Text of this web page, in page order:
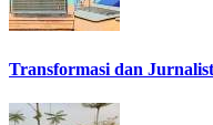
Transformasi dan